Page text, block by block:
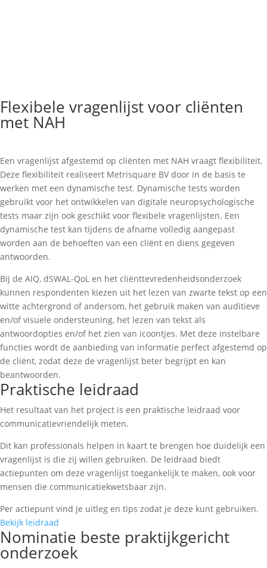
Flexibele vragenlijst voor cliënten
met NAH
Een vragenlijst afgestemd op cliënten met NAH vraagt flexibiliteit.
Deze flexibiliteit realiseert Metrisquare BV door in de basis te
werken met een dynamische test. Dynamische tests worden
gebruikt voor het ontwikkelen van digitale neuropsychologische
tests maar zijn ook geschikt voor flexibele vragenlijsten. Een
dynamische test kan tijdens de afname volledig aangepast
worden aan de behoeften van een cliënt en diens gegeven
antwoorden.
Bij de AIQ, dSWAL-QoL en het cliënttevredenheidsonderzoek
kunnen respondenten kiezen uit het lezen van zwarte tekst op een
witte achtergrond of andersom, het gebruik maken van auditieve
en/of visuele ondersteuning, het lezen van tekst als
antwoordopties en/of het zien van icoontjes. Met deze instelbare
functies wordt de aanbieding van informatie perfect afgestemd op
de cliënt, zodat deze de vragenlijst beter begrijpt en kan
beantwoorden.
Praktische leidraad
Het resultaat van het project is een praktische leidraad voor
communicatievriendelijk meten.
Dit kan professionals helpen in kaart te brengen hoe duidelijk een
vragenlijst is die zij willen gebruiken. De leidraad biedt
actiepunten om deze vragenlijst toegankelijk te maken, ook voor
mensen die communicatiekwetsbaar zijn.
Per actiepunt vind je uitleg en tips zodat je deze kunt gebruiken.
Bekijk leidraad
Nominatie beste praktijkgericht
onderzoek